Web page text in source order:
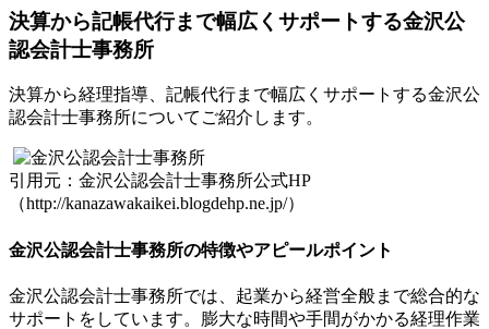
決算から記帳代行まで幅広くサポートする金沢公
認会計士事務所
決算から経理指導、記帳代行まで幅広くサポートする金沢公
認会計士事務所についてご紹介します。
引用元：金沢公認会計士事務所公式HP
（http://kanazawakaikei.blogdehp.ne.jp/）
金沢公認会計士事務所の特徴やアピールポイント
金沢公認会計士事務所では、起業から経営全般まで総合的な
サポートをしています。膨大な時間や手間がかかる経理作業